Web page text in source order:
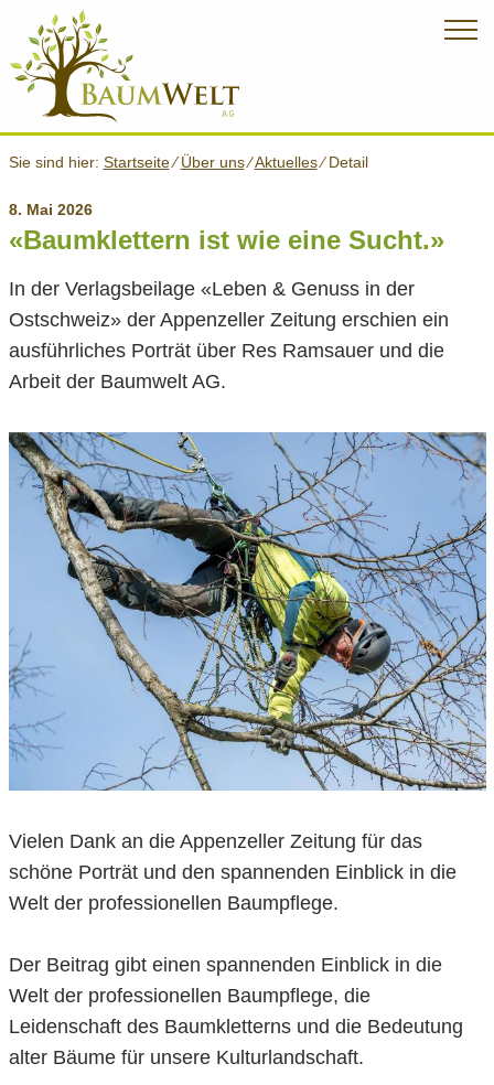
Sie sind hier: Startseite⁄Über uns⁄Aktuelles⁄Detail
8. Mai 2026
«Baumklettern ist wie eine Sucht.»
In der Verlagsbeilage «Leben & Genuss in der
Ostschweiz» der Appenzeller Zeitung erschien ein
ausführliches Porträt über Res Ramsauer und die
Arbeit der Baumwelt AG.
Vielen Dank an die Appenzeller Zeitung für das
schöne Porträt und den spannenden Einblick in die
Welt der professionellen Baumpflege.
Der Beitrag gibt einen spannenden Einblick in die
Welt der professionellen Baumpflege, die
Leidenschaft des Baumkletterns und die Bedeutung
alter Bäume für unsere Kulturlandschaft.